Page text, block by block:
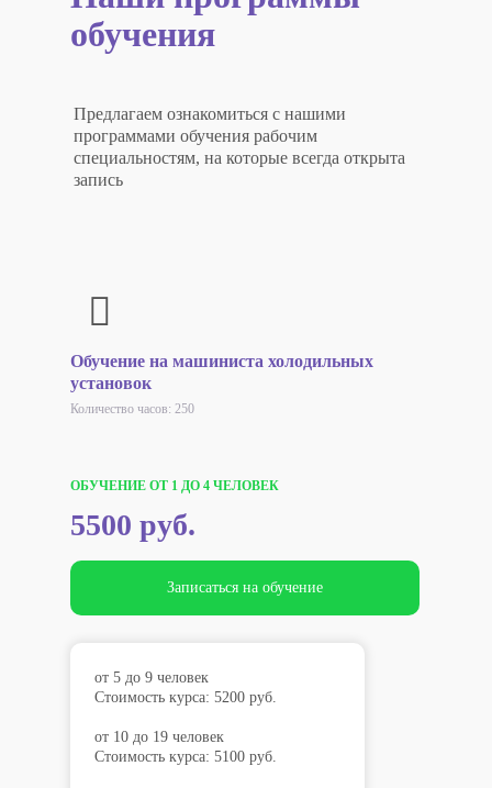
обучения
Предлагаем ознакомиться с нашими
программами обучения рабочим
специальностям, на которые всегда открыта
запись
Обучение на машиниста холодильных
установок
Количество часов: 250
Записаться на обучение
ОБУЧЕНИЕ ОТ 1 ДО 4 ЧЕЛОВЕК
5500 руб.
от 5 до 9 человек
Стоимость курса: 5200 руб.
от 10 до 19 человек
Стоимость курса: 5100 руб.